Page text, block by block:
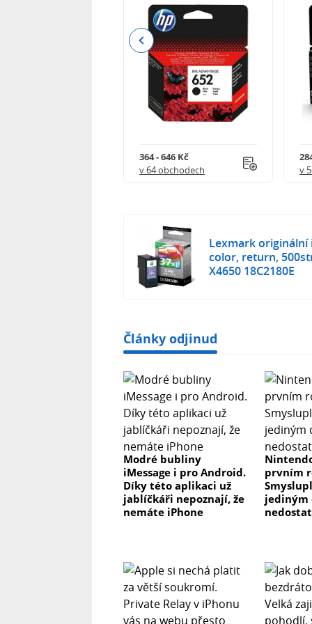
364 - 646 Kč
v 64 obchodech
v
Previous
Lexmark originální
color, return,
X4650 18C2180E
Články odjinud
Modré bubliny
iMessage i pro Android.
Díky této aplikaci už
jablíčkáři nepoznají, že
nemáte iPhone
prvním
jediným